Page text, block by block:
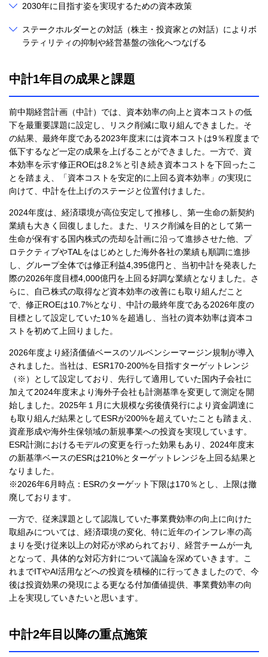
2030年に目指す姿を実現するための資本政策
ステークホルダーとの対話（株主・投資家との対話）によりボ
ラティリティの抑制や経営基盤の強化へつなげる
中計1年目の成果と課題
前中期経営計画（中計）では、資本効率の向上と資本コストの低
下を最重要課題に設定し、リスク削減に取り組んできました。そ
の結果、最終年度である2023年度末には資本コストは9％程度まで
低下するなど一定の成果を上げることができました。一方で、資
本効率を示す修正ROEは8.2％と引き続き資本コストを下回ったこ
とを踏まえ、「資本コストを安定的に上回る資本効率」の実現に
向けて、中計を仕上げのステージと位置付けました。
2024年度は、経済環境が高位安定して推移し、第一生命の新契約
業績も大きく回復しました。また、リスク削減を目的として第一
生命が保有する国内株式の売却を計画に沿って進捗させた他、プ
ロテクティブやTALをはじめとした海外各社の業績も順調に進捗
し、グループ全体では修正利益4,395億円と、当初中計を発表した
際の2026年度目標4,000億円を上回る好調な業績となりました。さ
らに、自己株式の取得など資本効率の改善にも取り組んだこと
で、修正ROEは10.7%となり、中計の最終年度である2026年度の
目標として設定していた10％を超過し、当社の資本効率は資本コ
ストを初めて上回りました。
2026年度より経済価値ベースのソルベンシーマージン規制が導入
されました。当社は、ESR170-200%を目指すターゲットレンジ
（※）として設定しており、先行して適用していた国内子会社に
加えて2024年度末より海外子会社も計測基準を変更して測定を開
始しました。2025年１月に大規模な劣後債発行により資金調達に
も取り組んだ結果としてESRが200%を超えていたことも踏まえ、
資産形成や海外生保領域の新規事業への投資を実現しています。
ESR計測におけるモデルの変更を行った効果もあり、2024年度末
の新基準ベースのESRは210%とターゲットレンジを上回る結果と
なりました。
※2026年6月時点：ESRのターゲット下限は170％とし、上限は撤
廃しております。
一方で、従来課題として認識していた事業費効率の向上に向けた
取組みについては、経済環境の変化、特に近年のインフレ率の高
まりを受け従来以上の対応が求められており、経営チームが一丸
となって、具体的な対応方針について議論を深めていきます。こ
れまでITやAI活用などへの投資を積極的に行ってきましたので、今
後は投資効果の発現による更なる付加価値提供、事業費効率の向
上を実現していきたいと思います。
中計2年目以降の重点施策